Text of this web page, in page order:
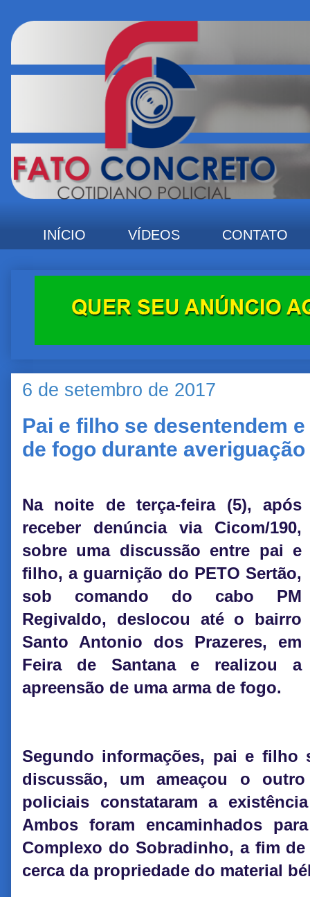
INÍCIO VÍDEOS CONTATO
6 de setembro de 2017
Pai e filho se desentendem
de fogo durante averiguação
Na noite de terça-feira (5), após
receber denúncia via Cicom/190,
sobre uma discussão entre pai e
filho, a guarnição do PETO Sertão,
sob comando do cabo PM
Regivaldo, deslocou até o bairro
Santo Antonio dos Prazeres, em
Feira de Santana e realizou a
apreensão de uma arma de fogo.
Segundo informações, pai e filho
discussão, um ameaçou o
policiais constataram a
Ambos foram encaminhados
Complexo do Sobradinho, a fim
cerca da propriedade do material